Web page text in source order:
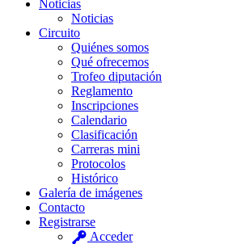
Noticias
Noticias
Circuito
Quiénes somos
Qué ofrecemos
Trofeo diputación
Reglamento
Inscripciones
Calendario
Clasificación
Carreras mini
Protocolos
Histórico
Galería de imágenes
Contacto
Registrarse
Acceder